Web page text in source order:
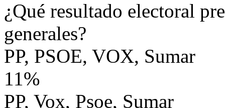
¿Qué resultado electoral
generales?
PP, PSOE, VOX, Sumar
11%
PP, Vox, Psoe, Sumar